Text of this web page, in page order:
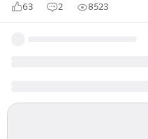
63 2 8523